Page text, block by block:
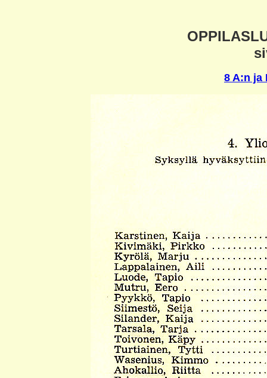
8 A:n ja